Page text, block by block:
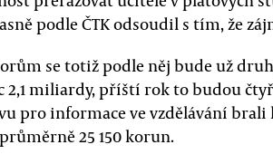
podle ČTK odsoudil s tím, že
se totiž podle něj bude už
2,1 miliardy, příští rok to budou
pro informace ve vzdělávání
25 150 korun.